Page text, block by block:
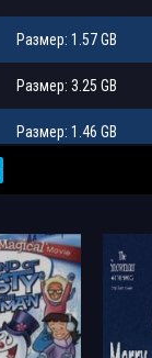
Размер: 1.57 GB
Размер: 3.25 GB
Размер: 1.46 GB
Размер: 2.36 GB
Размер: 2.22 GB